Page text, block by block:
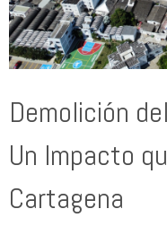
Demolición
Un Impacto
Cartagena